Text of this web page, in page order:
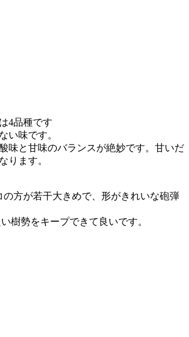
4品種です
い味です。
味と甘味のバランスが絶妙です。甘いだ
ります。
方が若干大きめで、形がきれいな砲弾
樹勢をキープできて良いです。